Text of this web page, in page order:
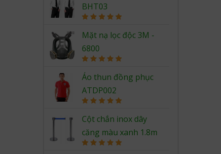
BHT03
out of 5
Mặt nạ lọc độc 3M -
6800
out of 5
Áo thun đồng phục
ATDP002
out of 5
Cột chắn inox dây
căng màu xanh 1.8m